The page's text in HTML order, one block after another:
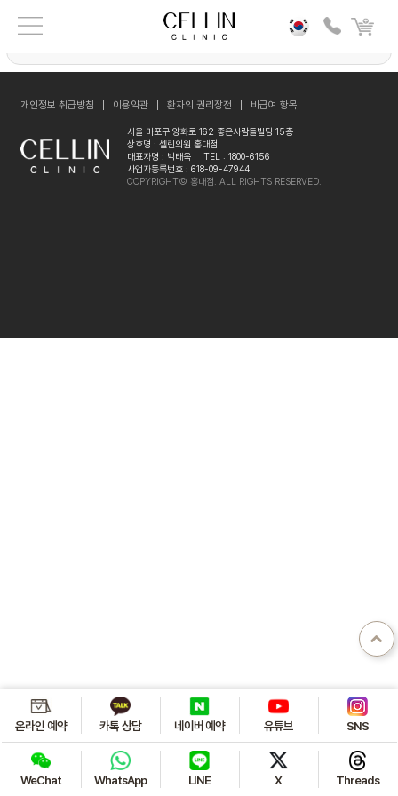
더보기
46,845 명 / 현재 신청자수 : 646명
개인정보 취급방침 이용약관 환자의 권리장전 비급여 항목
서울 마포구 양화로 162 좋은사람들빌딩 15층
상호명 : 셀린의원 홍대점
대표자명 : 박태욱
TEL : 1800-6156
사업자등록번호 : 618-09-47944
COPYRIGHT© 홍대점. ALL RIGHTS RESERVED.
온라인 예약 카톡 상담 네이버 예약 유튜브 SNS
WeChat WhatsApp LINE X Threads